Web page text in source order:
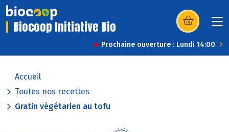
Biocoop Initiative Bio (s’ouvre dans
Prochaine ouverture : Lundi 14:00
Accueil
Toutes nos recettes
Gratin végétarien au tofu